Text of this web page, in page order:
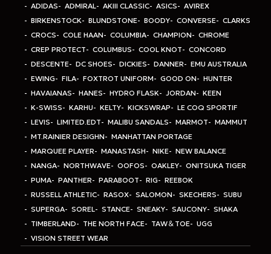
ADIDAS ADMIRAL AKIII CLASSIC ASICS
AVIREX
BIRKENSTOCK
BLUNDSTONE BOODY CONVERSE
CLARKS
CROCS
COLE HAAN COLUMBIA CHAMPION
CHROME
CREP PROTECT
COLUMBUS COOL KNOT
CONCORD
DESCENTE
DC SHOES DICKIES DANNER
EMU AUSTRALIA
EWING
FILA FOXTROT UNIFORM GOOD ON
HUNTER
HAVAIANAS
HANES HYDRO FLASK JORDAN
KEEN
K-SWISS
KARHU KELTY KICKSWRAP
LE COQ SPORTIF
LEVIS
LIMITED.EDT MALIBU SANDALS MARMOT
MAMMUT
MT.RAINIER DESIGHN
MANHATTAN PORTAGE
MARQUEE PLAYER
MANASTASH NIKE
NEW BALANCE
NANGA
NORTHWAVE OOFOS OAKLEY
ONITSUKA TIGER
PUMA
PANTHER PARABOOT RIG
REEBOK
RUSSELL ATHLETIC
RASOX SALOMON SKECHERS
SUBU
SUPERGA
SOREL STANCE SNEAKY SAUCONY
SHAKA
TIMBERLAND
THE NORTH FACE TAW＆TOE
UGG
VISION STREET WEAR